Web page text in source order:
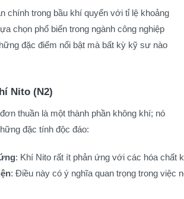
chính trong bầu khí quyển với tỉ lệ khoảng
chọn phổ biến trong ngành công nghiệp
đặc điểm nổi bật mà bất kỳ kỹ sư nào
Nito (N2)
thuần là một thành phần không khí; nó
đặc tính độc đáo:
: Khí Nito rất ít phản ứng với các hóa chất
: Điều này có ý nghĩa quan trọng trong việc